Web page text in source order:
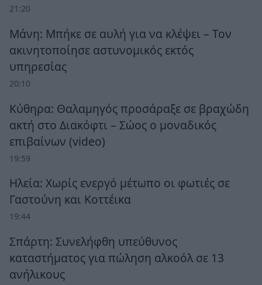
21:20
Μάνη: Μπήκε σε αυλή για να κλέψει – Τον
ακινητοποίησε αστυνομικός εκτός
υπηρεσίας
20:10
Κύθηρα: Θαλαμηγός προσάραξε σε βραχώδη
ακτή στο Διακόφτι – Σώος ο μοναδικός
επιβαίνων (video)
19:59
Ηλεία: Χωρίς ενεργό μέτωπο οι φωτιές σε
Γαστούνη και Κοττέικα
19:44
Σπάρτη: Συνελήφθη υπεύθυνος
καταστήματος για πώληση αλκοόλ σε 13
ανήλικους